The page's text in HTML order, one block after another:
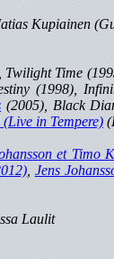
Kupiainen
Time
(1998),
(2005), Black
in Tempere)
et Timo
, Jens
Laulit